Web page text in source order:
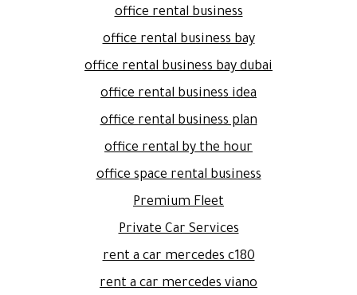
office rental business
office rental business bay
office rental business bay dubai
office rental business idea
office rental business plan
office rental by the hour
office space rental business
Premium Fleet
Private Car Services
rent a car mercedes c180
rent a car mercedes viano